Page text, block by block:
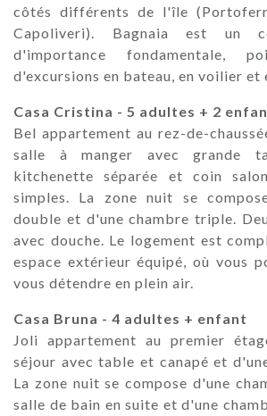
côtés différents de l'île
Capoliveri). Bagnaia est un
d'importance fondamentale,
d'excursions en bateau, en voilier et
Casa Cristina - 5 adultes + 2
Bel appartement au rez-de-
salle à manger avec grande
kitchenette séparée et coin
simples. La zone nuit se
double et d'une chambre triple.
avec douche. Le logement est
espace extérieur équipé, où vous
vous détendre en plein air.
Casa Bruna - 4 adultes + enfant
Joli appartement au premier
séjour avec table et canapé et
La zone nuit se compose d'une
salle de bain en suite et d'une